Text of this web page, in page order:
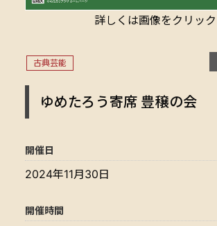
詳しくは画像をクリック
古典芸能
ゆめたろう寄席 豊穣の会
開催日
2024年11月30日
開催時間